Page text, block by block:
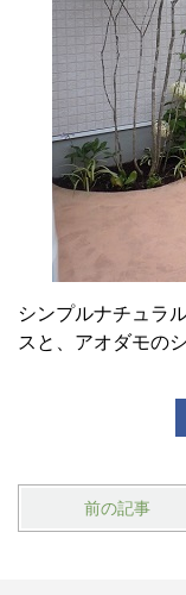
シンプルナチュラ
スと、アオダモの
前の記事